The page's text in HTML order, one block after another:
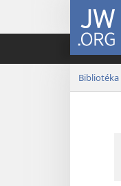
JW.ORG
Bibliotéka